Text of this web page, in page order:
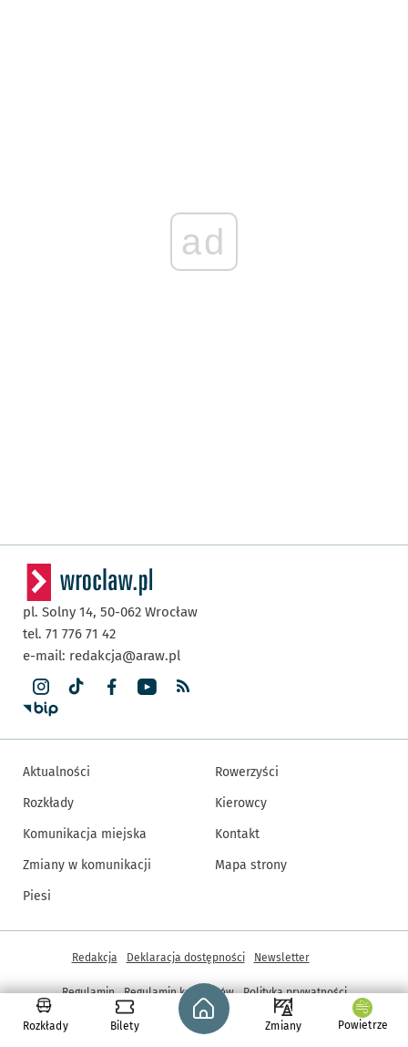
ad
Rozkłady Bilety
Strona główna - wroclaw.pl
Zmiany Powietrze
pl. Solny 14, 50-062 Wrocław
tel. 71 776 71 42
e-mail: redakcja@araw.pl
Aktualności
Rozkłady
Komunikacja miejska
Zmiany w komunikacji
Piesi
Rowerzyści
Kierowcy
Kontakt
Mapa strony
Inne informacje
Redakcja Deklaracja dostępności Newsletter
Regulamin Regulamin konkursów
Polityka prywatności
Ustawienia cookies